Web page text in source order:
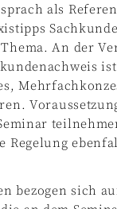
als
An der
Regelung
bezogen sich